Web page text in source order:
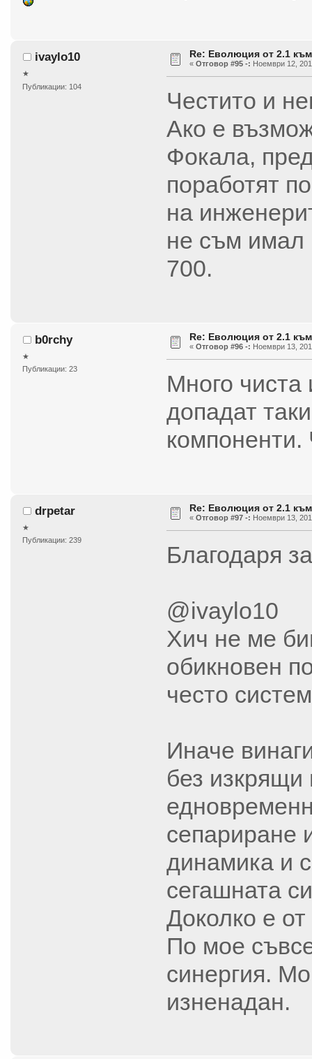
ivaylo10
★
Публикации: 104
Re: Еволюция от 2.1
« Отговор #95 -: Ноември 12,
Честито и
Ако е
Фокала,
поработят
на
не съм имал
700.
b0rchy
★
Публикации: 23
Re: Еволюция от 2.1
« Отговор #96 -: Ноември 13,
Много
допадат
drpetar
★
Публикации: 239
Re: Еволюция от 2.1
« Отговор #97 -: Ноември 13,
Благодаря
@ivaylo10
Хич не ме
обикновен
често
Иначе
без изкрящи
сепариране
динамика и
сегашната
Доколко е
По мое
синергия.
изненадан.